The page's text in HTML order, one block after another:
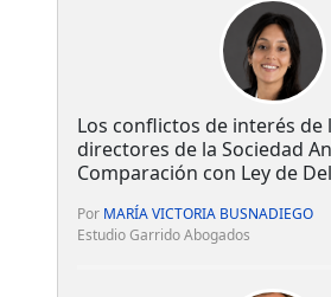
Los conflictos de interés de
directores de la Sociedad
Comparación con Ley de
Por MARÍA VICTORIA BUSNADIEGO
Estudio Garrido Abogados